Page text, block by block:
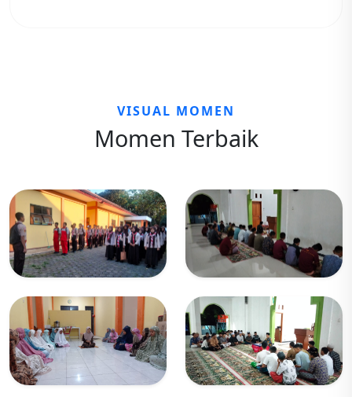
VISUAL MOMEN
Momen Terbaik